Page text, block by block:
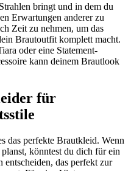
bringt und in dem du
Erwartungen anderer zu
Zeit zu nehmen, um das
Brautoutfit komplett macht.
oder eine Statement-
kann deinem Brautlook
für
das perfekte Brautkleid. Wenn
könntest du dich für ein
das perfekt zur